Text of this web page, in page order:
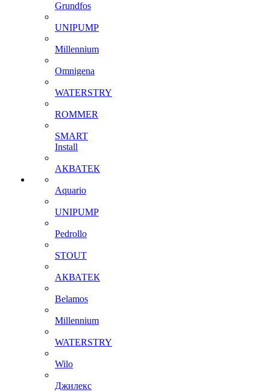
Grundfos
UNIPUMP
Millennium
Omnigena
WATERSTRY
ROMMER
SMART
Install
АКВАТЕК
Aquario
UNIPUMP
Pedrollo
STOUT
АКВАТЕК
Belamos
Millennium
WATERSTRY
Wilo
Джилекс